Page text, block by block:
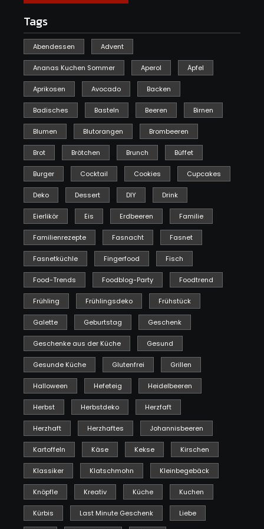
Tags
Abendessen Advent
Ananas Kuchen Sommer Aperol Äpfel
Aprikosen Avocado Backen
Badisches Basteln Beeren Birnen
Blumen Blutorangen Brombeeren
Brot Brötchen Brunch Büffet
Burger Cocktail Cookies Cupcakes
Deko Dessert DIY Drink
Eierlikör Eis Erdbeeren Familie
Familienrezepte Fasnacht Fasnet
Fasnetküchle Fingerfood Fisch
Food-Trends Foodblog-Party Foodtrend
Frühling Frühlingsdeko Frühstück
Galette Geburtstag Geschenk
Geschenke aus der Küche Gesund
Gesunde Küche Glutenfrei Grillen
Halloween Hefeteig Heidelbeeren
Herbst Herbstdeko Herzfaft
Herzhaft Herzhaftes Johannisbeeren
Kartoffeln Käse Kekse Kirschen
Klassiker Klatschmohn Kleinbegebäck
Knöpfle Kreativ Küche Kuchen
Kürbis Last Minute Geschenk Liebe